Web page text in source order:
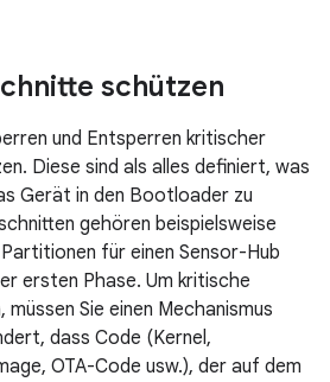
schützen
und Entsperren kritischer
Diese sind als alles definiert, was
Gerät in den Bootloader zu
gehören beispielsweise
für einen Sensor-Hub
ersten Phase. Um kritische
Sie einen Mechanismus
dass Code (Kernel,
OTA-Code usw.), der auf dem